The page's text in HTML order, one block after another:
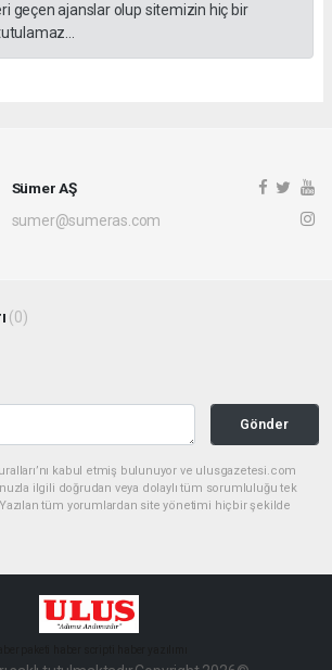
geçen ajanslar olup sitemizin hiç bir
Sümer AŞ
sumer@sumeras.com
(0)
Gönder
kabul etmiş bulunuyor ve ulusgazetesi.com
ilgili doğrudan veya dolaylı tüm sorumluluğu tek
tüm yorumlardan site yönetimi hiçbir şekilde